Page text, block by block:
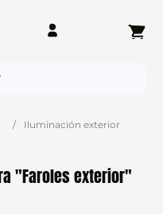
Iluminación exterior
Faroles exterior